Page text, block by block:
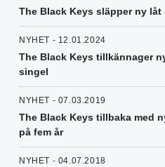
The Black Keys släpper ny
NYHET - 12.01.2024
The Black Keys tillkännager
singel
NYHET - 07.03.2019
The Black Keys tillbaka med
på fem år
NYHET - 04.07.2018